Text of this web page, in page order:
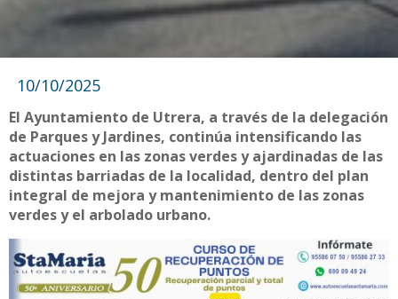
10/10/2025
El Ayuntamiento de Utrera, a través de la delegación
de Parques y Jardines, continúa intensificando las
actuaciones en las zonas verdes y ajardinadas de las
distintas barriadas de la localidad, dentro del plan
integral de mejora y mantenimiento de las zonas
verdes y el arbolado urbano.